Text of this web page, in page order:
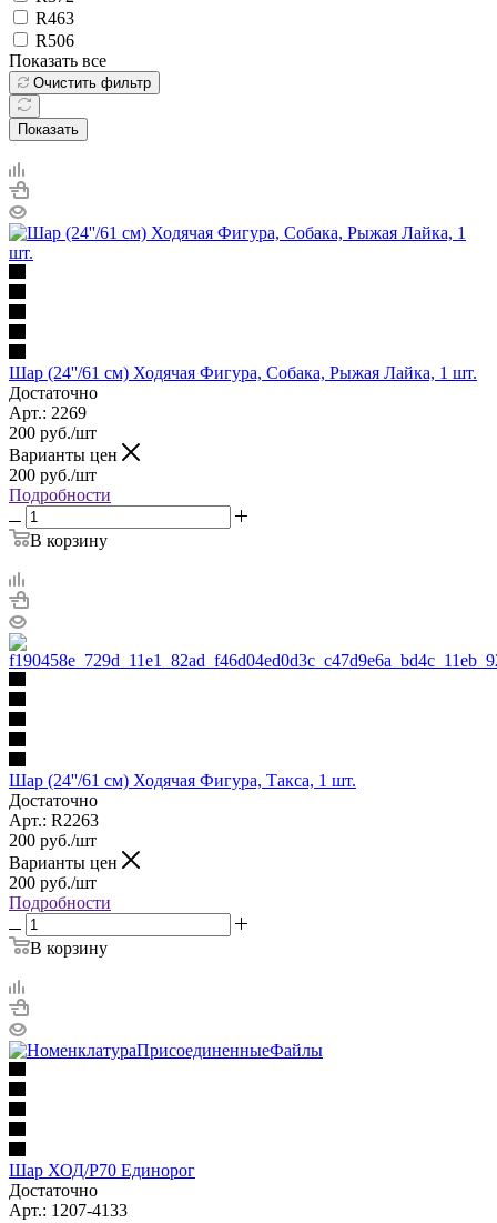
R463
R506
Показать все
Очистить фильтр
Показать
Шар (24''/61 см) Ходячая Фигура, Собака, Рыжая Лайка, 1 шт.
Достаточно
Арт.: 2269
200 руб./шт
Варианты цен
200 руб./шт
Подробности
В корзину
Шар (24''/61 см) Ходячая Фигура, Такса, 1 шт.
Достаточно
Арт.: R2263
200 руб./шт
Варианты цен
200 руб./шт
Подробности
В корзину
Шар ХОД/P70 Единорог
Достаточно
Арт.: 1207-4133